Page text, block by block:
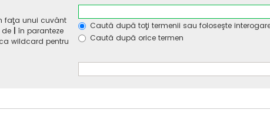
faţa unui cuvânt
de
în paranteze
wildcard pentru
Caută după toţi termenii sau foloseşte
Caută după orice termen